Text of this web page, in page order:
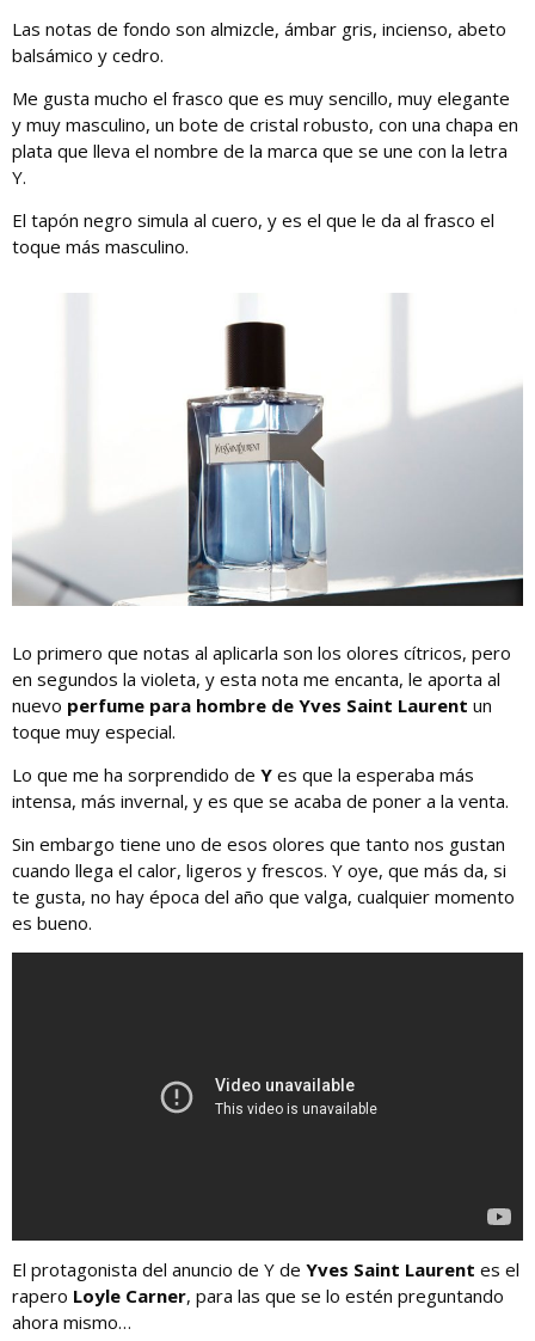
Las notas de fondo son almizcle, ámbar gris, incienso, abeto
balsámico y cedro.
Me gusta mucho el frasco que es muy sencillo, muy elegante
y muy masculino, un bote de cristal robusto, con una chapa en
plata que lleva el nombre de la marca que se une con la letra
Y.
El tapón negro simula al cuero, y es el que le da al frasco el
toque más masculino.
Lo primero que notas al aplicarla son los olores cítricos, pero
en segundos la violeta, y esta nota me encanta, le aporta al
nuevo perfume para hombre de Yves Saint Laurent un
toque muy especial.
Lo que me ha sorprendido de Y es que la esperaba más
intensa, más invernal, y es que se acaba de poner a la venta.
Sin embargo tiene uno de esos olores que tanto nos gustan
cuando llega el calor, ligeros y frescos. Y oye, que más da, si
te gusta, no hay época del año que valga, cualquier momento
es bueno.
El protagonista del anuncio de Y de Yves Saint Laurent es el
rapero Loyle Carner, para las que se lo estén preguntando
ahora mismo…